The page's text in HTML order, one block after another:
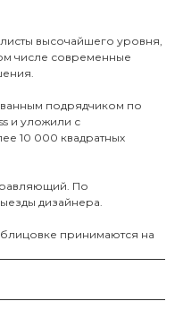
высочайшего уровня,
числе современные
подрядчиком по
и уложили с
10 000 квадратных
По
дизайнера.
принимаются на
Ступени и